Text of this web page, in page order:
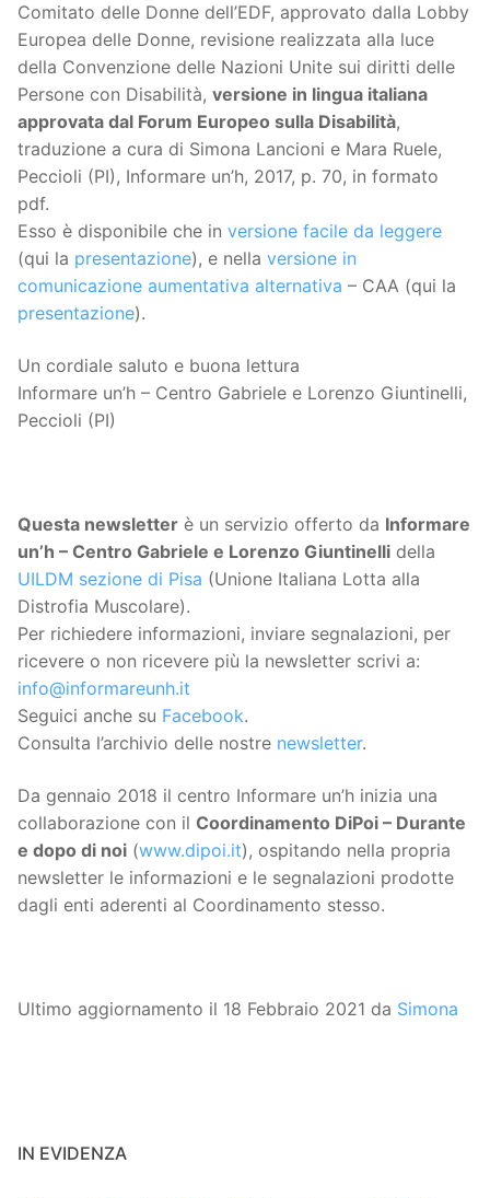
Comitato delle Donne dell’EDF, approvato dalla Lobby
Europea delle Donne, revisione realizzata alla luce
della Convenzione delle Nazioni Unite sui diritti delle
Persone con Disabilità, versione in lingua italiana
approvata dal Forum Europeo sulla Disabilità,
traduzione a cura di Simona Lancioni e Mara Ruele,
Peccioli (PI), Informare un’h, 2017, p. 70, in formato
pdf.
Esso è disponibile che in versione facile da leggere
(qui la presentazione), e nella versione in
comunicazione aumentativa alternativa – CAA (qui la
presentazione).
Un cordiale saluto e buona lettura
Informare un’h – Centro Gabriele e Lorenzo Giuntinelli,
Peccioli (PI)
Questa newsletter è un servizio offerto da Informare
un’h – Centro Gabriele e Lorenzo Giuntinelli della
UILDM sezione di Pisa (Unione Italiana Lotta alla
Distrofia Muscolare).
Per richiedere informazioni, inviare segnalazioni, per
ricevere o non ricevere più la newsletter scrivi a:
info@informareunh.it
Seguici anche su Facebook.
Consulta l’archivio delle nostre newsletter.
Da gennaio 2018 il centro Informare un’h inizia una
collaborazione con il Coordinamento DiPoi – Durante
e dopo di noi (www.dipoi.it), ospitando nella propria
newsletter le informazioni e le segnalazioni prodotte
dagli enti aderenti al Coordinamento stesso.
Ultimo aggiornamento il 18 Febbraio 2021 da Simona
IN EVIDENZA